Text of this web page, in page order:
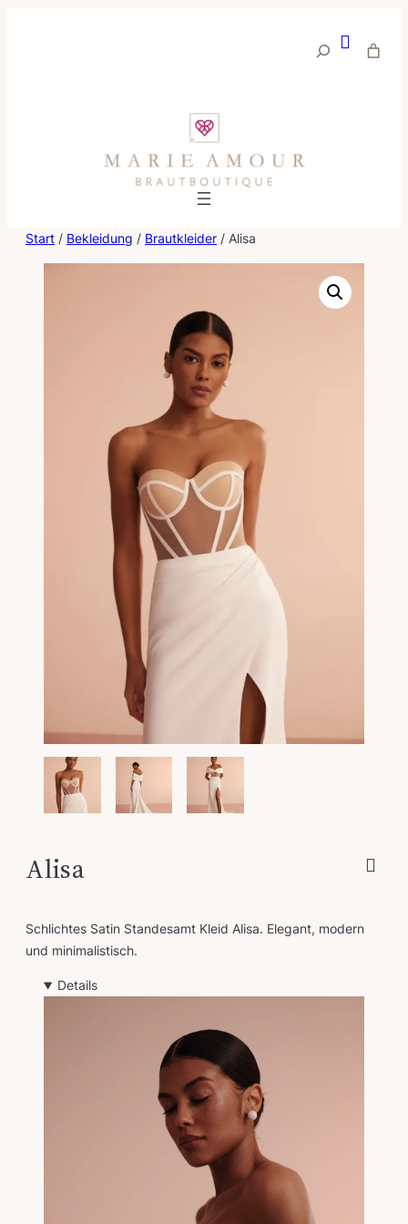
Suche
Start / Bekleidung / Brautkleider / Alisa
Alisa
Schlichtes Satin Standesamt Kleid Alisa. Elegant, modern
und minimalistisch.
Details